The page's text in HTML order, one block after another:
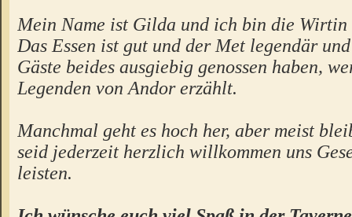
Mein Name ist Gilda und ich bin die Wirtin
Das Essen ist gut und der Met legendär
Gäste beides ausgiebig genossen haben,
Legenden von Andor erzählt.
Manchmal geht es hoch her, aber meist
seid jederzeit herzlich willkommen uns
leisten.